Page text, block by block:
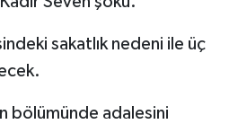
sakatlık nedeni ile üç
bölümünde adalesini